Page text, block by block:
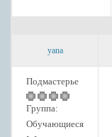
yana
Подмастерье
Группа:
Обучающиеся